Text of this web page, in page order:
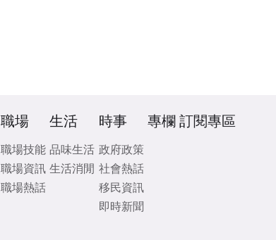
職場
職場技能
職場資訊
職場熱話
生活
品味生活
生活消閒
時事
政府政策
社會熱話
移民資訊
即時新聞
專欄 訂閱專區